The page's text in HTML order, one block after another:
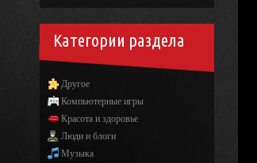
Категории раздела
Другое
Компьютерные игры
Красота и здоровье
Люди и блоги
Музыка